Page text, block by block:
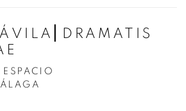
ESPACIO